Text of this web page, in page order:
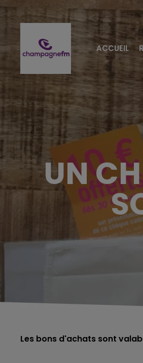
ACCUEIL
UN
Les bons d'achats sont